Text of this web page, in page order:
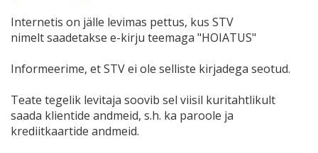
Internetis on jälle levimas pettus, kus STV
nimelt saadetakse e-kirju teemaga "HOIATUS"
Informeerime, et STV ei ole selliste kirjadega seotud.
Teate tegelik levitaja soovib sel viisil kuritahtlikult
saada klientide andmeid, s.h. ka paroole ja
krediitkaartide andmeid.